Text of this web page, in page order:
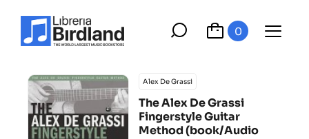
0
Alex De Grassi
The Alex De Grassi
Fingerstyle Guitar
Method (book/Audio